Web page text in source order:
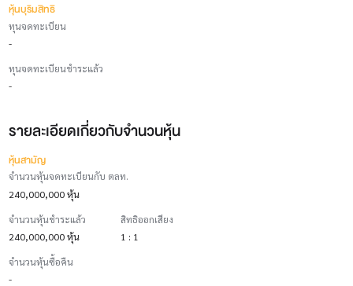
หุ้นบุริมสิทธิ
ทุนจดทะเบียน
-
ทุนจดทะเบียนชำระแล้ว
-
รายละเอียดเกี่ยวกับจำนวนหุ้น
หุ้นสามัญ
จำนวนหุ้นจดทะเบียนกับ ตลท.
240,000,000 หุ้น
จำนวนหุ้นชำระแล้ว
240,000,000 หุ้น
สิทธิออกเสียง
1 : 1
จำนวนหุ้นซื้อคืน
-